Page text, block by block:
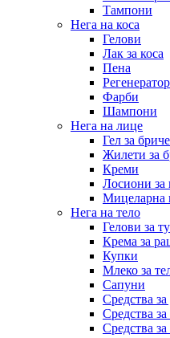
Тампони
Нега на коса
Гелови
Лак за коса
Пена
Фарби
Шампони
Нега на лице
Гел за
Жилети за
Креми
Лосиони за
Мицеларна
Нега на тело
Гелови за
Крема за
Купки
Млеко за
Сапуни
Средства
Средства
Средства